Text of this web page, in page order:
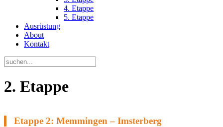
4. Etappe
5. Etappe
Ausrüstung
About
Kontakt
2. Etappe
Etappe 2: Memmingen – Imsterberg